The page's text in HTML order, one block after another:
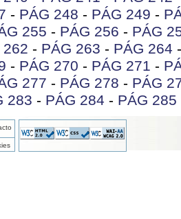
- PÁG 248 - PÁG 249 -
255 - PÁG 256 - PÁG
262 - PÁG 263 - PÁG 264
- PÁG 270 - PÁG 271 -
277 - PÁG 278 - PÁG
283 - PÁG 284 - PÁG 285